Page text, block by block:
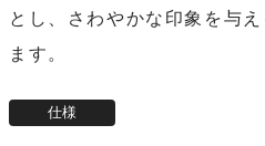
とし、さわやかな印象を与
ます。